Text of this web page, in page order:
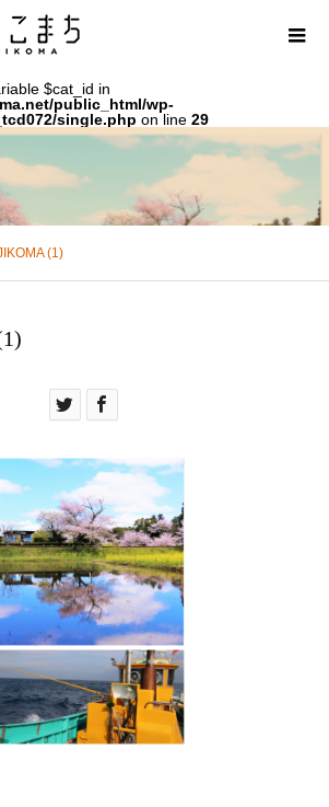
$cat_id in
public_html/wp-
single.php on line 29
(1)